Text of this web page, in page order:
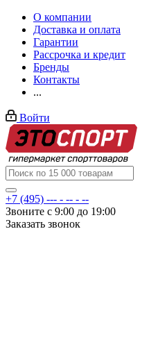
О компании
Доставка и оплата
Гарантии
Рассрочка и кредит
Бренды
Контакты
...
Войти
+7 (495) --- - -- - --
Звоните с 9:00 до 19:00
Заказать звонок